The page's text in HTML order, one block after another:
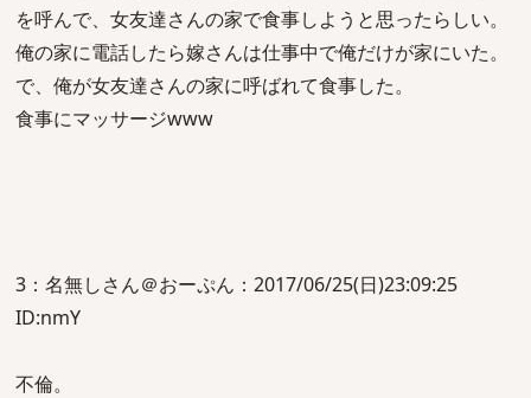
を呼んで、女友達さんの家で食事しようと思ったらしい。
俺の家に電話したら嫁さんは仕事中で俺だけが家にいた。
で、俺が女友達さんの家に呼ばれて食事した。
食事にマッサージwww
3：名無しさん＠おーぷん：2017/06/25(日)23:09:25
ID:nmY
不倫。